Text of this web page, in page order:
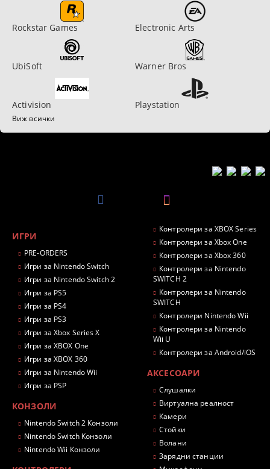
Rockstar Games Electronic Arts
UbiSoft Warner Bros
Activision Playstation
Виж всички
ИГРИ
PRE-ORDERS
Игри за Nintendo Switch
Игри за Nintendo Switch 2
Игри за PS5
Игри за PS4
Игри за PS3
Игри за Xbox Series X
Игри за XBOX One
Игри за XBOX 360
Игри за Nintendo Wii
Игри за PSP
КОНЗОЛИ
Nintendo Switch 2 Конзоли
Nintendo Switch Конзоли
Nintendo Wii Конзоли
Контролери за XBOX Series
Контролери за Xbox One
Контролери за Xbox 360
Контролери за Nintendo
SWITCH 2
Контролери за Nintendo
SWITCH
Контролери Nintendo Wii
Контролери за Nintendo
Wii U
Контролери за Android/iOS
АКСЕСОАРИ
Слушалки
Виртуална реалност
Камери
Стойки
Волани
Зарядни станции